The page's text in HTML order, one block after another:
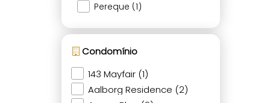
Pereque (1)
Condomínio
143 Mayfair (1)
Aalborg Residence (2)